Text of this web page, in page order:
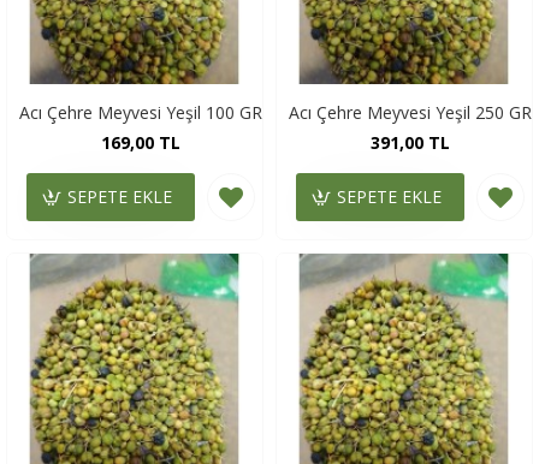
Acı Çehre Meyvesi Yeşil 100 GR
169,00 TL
SEPETE EKLE
Acı Çehre Meyvesi Yeşil 250 GR
391,00 TL
SEPETE EKLE